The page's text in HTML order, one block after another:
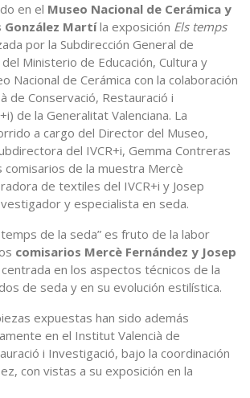
en el Museo Nacional de Cerámica y
González Martíla exposición Els temps
por la Subdirección General de
Ministerio de Educación, Cultura y
Nacional de Cerámica con la colaboración
de Conservació, Restauració i
de la Generalitat Valenciana. La
a cargo del Director del Museo,
del IVCR+i, Gemma Contreras
comisarios de la muestra Mercè
de textiles del IVCR+i y Josep
y especialista en seda.
temps de la seda” es fruto de la labor
comisarios Mercè Fernández y Josep
centrada en los aspectos técnicos de la
de seda y en su evolución estilística.
expuestas han sido además
en el Institut Valencià de
i Investigació, bajo la coordinación
con vistas a su exposición en la